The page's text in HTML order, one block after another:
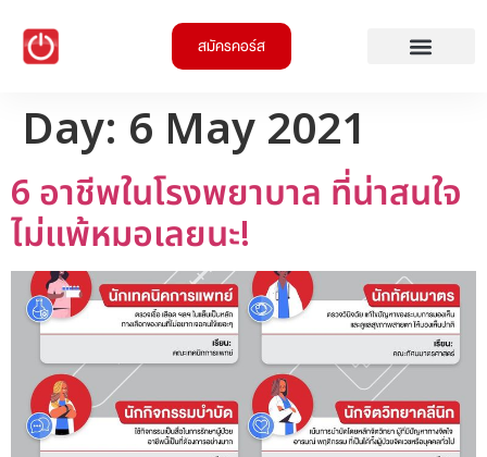
สมัครคอร์ส
Day: 6 May 2021
6 อาชีพในโรงพยาบาล ที่น่าสนใจ
ไม่แพ้หมอเลยนะ!